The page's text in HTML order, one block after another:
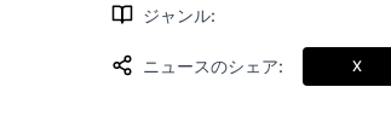
ジャンル:
ニュースのシェア: X